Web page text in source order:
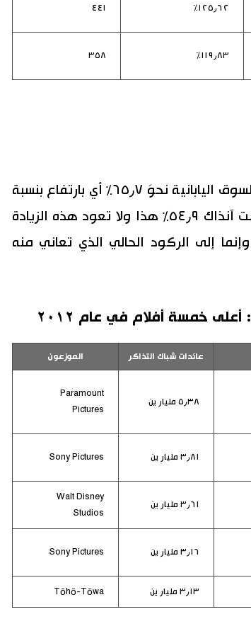
١٢٥٫٦٢٪ ٤٤١
١١٩٫٨٣٪ ٣٥٨
بلغت نسبة الأفلام اليابانية عام ٢٠١٢ في السوق اليابانية نحوَ ٦٥٫٧٪ أي بارتفاع بنسبة
أكثر من ١٠٪ عن العام الذي سبقه حيث كانت آنذاك ٥٤٫٩٪ هذا ولا تعود هذه الزيادة
إلى الركود الحالي الذي تعاني منه
أعلى خمسة أفلام في عام ٢٠١٢
عائدات شباك التذاكر الموزعون
٥٫٣٨ مليار ين
Paramount
Pictures
٣٫٨١ مليار ين Sony Pictures
٣٫٦١ مليار ين
Walt Disney
Studios
٣٫١٦ مليار ين Sony Pictures
٣٫١٣ مليار ين Tōhō-Tōwa